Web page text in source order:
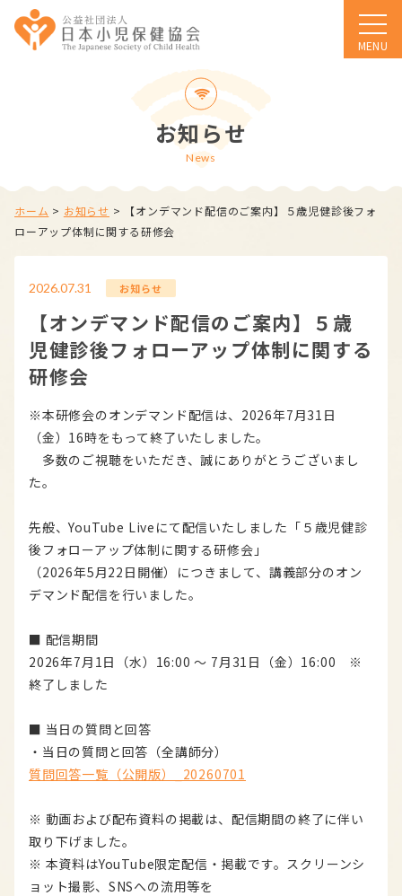
MENU
お知らせ
News
ホーム > お知らせ >
【オンデマンド配信のご案内】５歳児健診後フォ
ローアップ体制に関する研修会
2026.07.31 お知らせ
【オンデマンド配信のご案内】５歳
児健診後フォローアップ体制に関する
研修会
※本研修会のオンデマンド配信は、2026年7月31日
（金）16時をもって終了いたしました。
多数のご視聴をいただき、誠にありがとうございまし
た。
先般、YouTube Liveにて配信いたしました「５歳児健診
後フォローアップ体制に関する研修会」
（2026年5月22日開催）につきまして、講義部分のオン
デマンド配信を行いました。
■ 配信期間
2026年7月1日（水）16:00 〜 7月31日（金）16:00 ※
終了しました
■ 当日の質問と回答
・当日の質問と回答（全講師分）
質問回答一覧（公開版）_20260701
※ 動画および配布資料の掲載は、配信期間の終了に伴い
取り下げました。
※ 本資料はYouTube限定配信・掲載です。スクリーンシ
ョット撮影、SNSへの流用等を